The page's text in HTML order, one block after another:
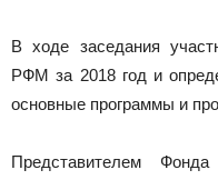
В ходе заседания
РФМ за 2018 год и
основные программы и
Представителем